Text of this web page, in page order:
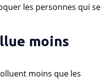
les personnes qui se
moins
moins que les